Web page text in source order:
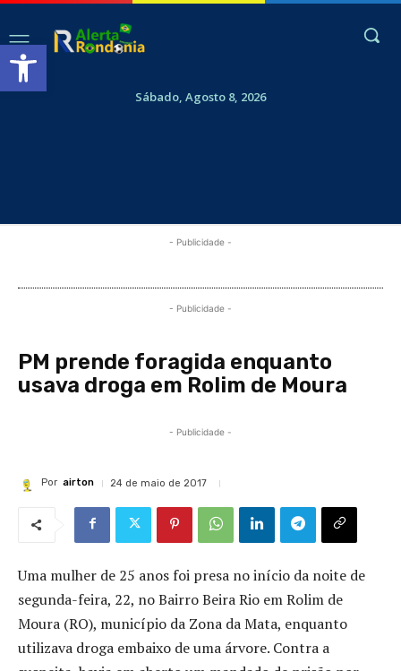
Abrir a barra de ferramentas
Sábado, Agosto 8, 2026
- Publicidade -
- Publicidade -
PM prende foragida enquanto
usava droga em Rolim de Moura
- Publicidade -
Por airton 24 de maio de 2017
Uma mulher de 25 anos foi presa no início da noite de
segunda-feira, 22, no Bairro Beira Rio em Rolim de
Moura (RO), município da Zona da Mata, enquanto
utilizava droga embaixo de uma árvore. Contra a